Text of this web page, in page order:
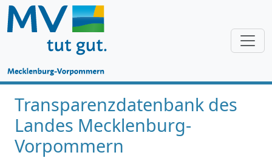
Transparenzdatenbank des
Landes Mecklenburg-
Vorpommern